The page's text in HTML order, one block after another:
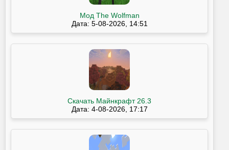
Мод The Wolfman
Дата: 5-08-2026, 14:51
Скачать Майнкрафт 26.3
Дата: 4-08-2026, 17:17